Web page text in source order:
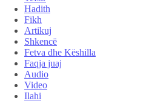
Hadith
Fikh
Artikuj
Shkencë
Fetva dhe Këshilla
Faqja juaj
Audio
Video
Ilahi